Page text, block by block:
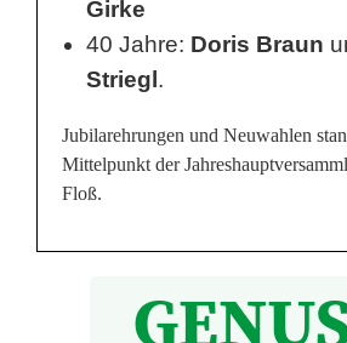
Girke
40 Jahre: Doris Braun
Striegl .
Jubilarehrungen und Neuwahlen
Mittelpunkt der
Floß.